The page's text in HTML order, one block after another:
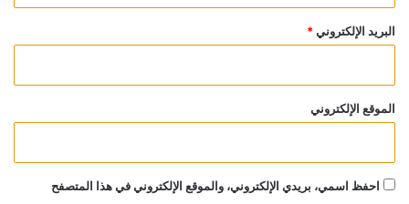
البريد الإلكتروني*
الموقع الإلكتروني
احفظ اسمي، بريدي الإلكتروني، والموقع الإلكتروني في هذا المتصفح